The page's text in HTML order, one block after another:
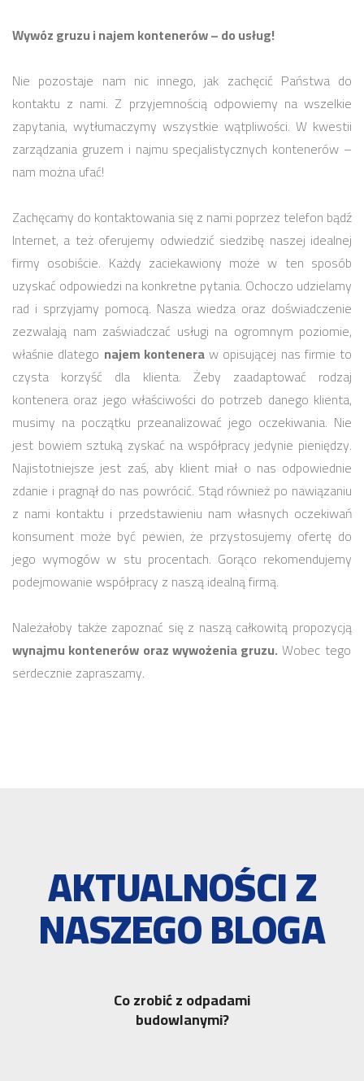
Wywóz gruzu i najem kontenerów – do usług!
Nie pozostaje nam nic innego, jak zachęcić Państwa do
kontaktu z nami. Z przyjemnością odpowiemy na wszelkie
zapytania, wytłumaczymy wszystkie wątpliwości. W kwestii
zarządzania gruzem i najmu specjalistycznych kontenerów –
nam można ufać!
Zachęcamy do kontaktowania się z nami poprzez telefon bądź
Internet, a też oferujemy odwiedzić siedzibę naszej idealnej
firmy osobiście. Każdy zaciekawiony może w ten sposób
uzyskać odpowiedzi na konkretne pytania. Ochoczo udzielamy
rad i sprzyjamy pomocą. Nasza wiedza oraz doświadczenie
zezwalają nam zaświadczać usługi na ogromnym poziomie,
właśnie dlatego najem konteneraw opisującej nas firmie to
czysta korzyść dla klienta. Żeby zaadaptować rodzaj
kontenera oraz jego właściwości do potrzeb danego klienta,
musimy na początku przeanalizować jego oczekiwania. Nie
jest bowiem sztuką zyskać na współpracy jedynie pieniędzy.
Najistotniejsze jest zaś, aby klient miał o nas odpowiednie
zdanie i pragnął do nas powrócić. Stąd również po nawiązaniu
z nami kontaktu i przedstawieniu nam własnych oczekiwań
konsument może być pewien, że przystosujemy ofertę do
jego wymogów w stu procentach. Gorąco rekomendujemy
podejmowanie współpracy z naszą idealną firmą.
Należałoby także zapoznać się z naszą całkowitą propozycją
wynajmu kontenerów oraz wywożenia gruzu. Wobec tego
serdecznie zapraszamy.
AKTUALNOŚCI Z
NASZEGO BLOGA
Co zrobić z odpadami
budowlanymi?